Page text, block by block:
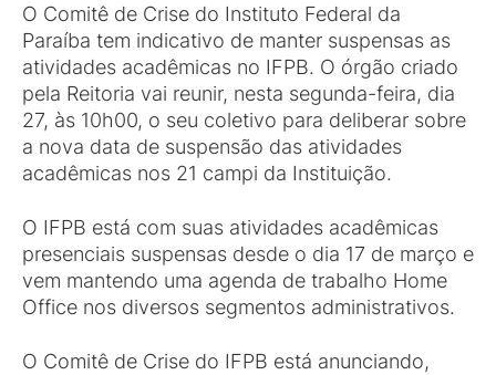
O Comitê de Crise do Instituto Federal da
Paraíba tem indicativo de manter suspensas as
atividades acadêmicas no IFPB. O órgão criado
pela Reitoria vai reunir, nesta segunda-feira, dia
27, às 10h00, o seu coletivo para deliberar sobre
a nova data de suspensão das atividades
acadêmicas nos 21 campi da Instituição.
O IFPB está com suas atividades acadêmicas
presenciais suspensas desde o dia 17 de março e
vem mantendo uma agenda de trabalho Home
Office nos diversos segmentos administrativos.
O Comitê de Crise do IFPB está anunciando,